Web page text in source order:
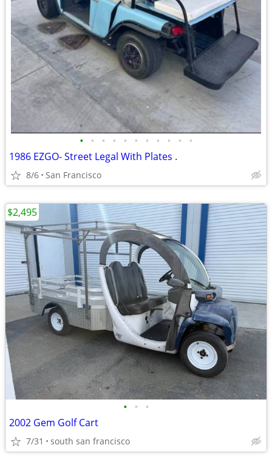
• • • • • • • • • • •
1986 EZGO- Street Legal With Plates .
8/6 San Francisco
• • •
2002 Gem Golf Cart
7/31 south san francisco
$2,495